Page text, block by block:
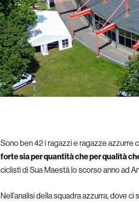
Sono ben 42 i ragazzi e ragazze azzurre
forte sia per quantità che per qualità
ciclisti di Sua Maestà lo scorso anno ad
Nell’analisi della squadra azzurra, dove